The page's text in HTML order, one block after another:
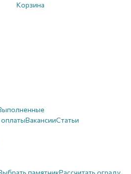
Корзина
ВакансииСтатьи
памятникРассчитать ограду